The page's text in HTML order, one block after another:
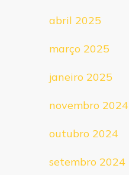
abril 2025
março 2025
janeiro 2025
novembro 2024
outubro 2024
setembro 2024